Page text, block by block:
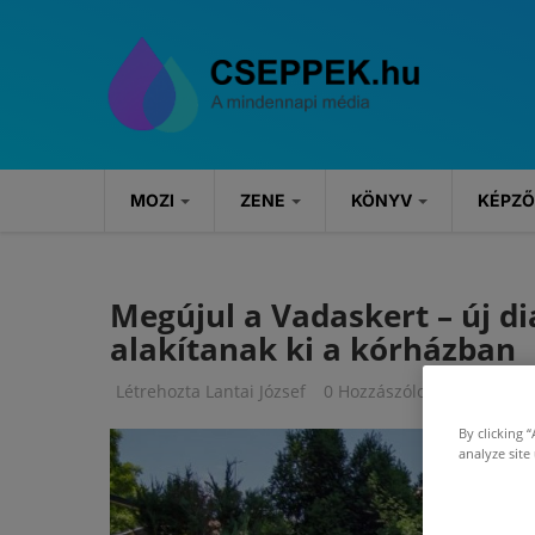
MOZI
Hírek
Kritikák
ZENE
Hírek
Koncertek
KÖNYV
Könyvajánlók
Rendezvények
Megújul a Vadaskert – új
alakítanak ki a kórházban
Létrehozta Lantai József 0 Hozzászóloks
By clicking
analyze